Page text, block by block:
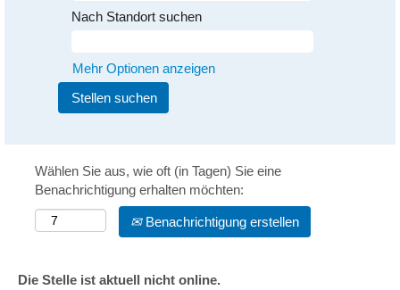
Nach Standort suchen
Mehr Optionen anzeigen
Wählen Sie aus, wie oft (in Tagen) Sie eine
Benachrichtigung erhalten möchten:
Benachrichtigung erstellen
Die Stelle ist aktuell nicht online.